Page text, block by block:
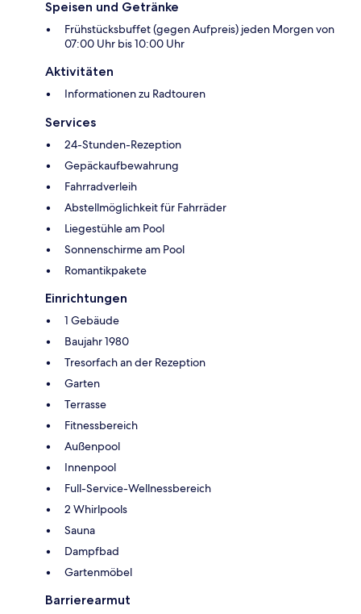
Speisen und Getränke
Frühstücksbuffet (gegen Aufpreis) jeden Morgen von
07:00 Uhr bis 10:00 Uhr
Aktivitäten
Informationen zu Radtouren
Services
24-Stunden-Rezeption
Gepäckaufbewahrung
Fahrradverleih
Abstellmöglichkeit für Fahrräder
Liegestühle am Pool
Sonnenschirme am Pool
Romantikpakete
Einrichtungen
1 Gebäude
Baujahr 1980
Tresorfach an der Rezeption
Garten
Terrasse
Fitnessbereich
Außenpool
Innenpool
Full-Service-Wellnessbereich
2 Whirlpools
Sauna
Dampfbad
Gartenmöbel
Barrierearmut